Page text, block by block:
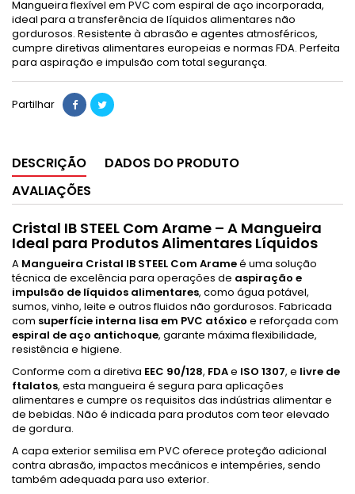
Mangueira flexível em PVC com espiral de aço incorporada,
ideal para a transferência de líquidos alimentares não
gordurosos. Resistente à abrasão e agentes atmosféricos,
cumpre diretivas alimentares europeias e normas FDA. Perfeita
para aspiração e impulsão com total segurança.
Partilhar
DESCRIÇÃO
DADOS DO PRODUTO
AVALIAÇÕES
Cristal IB STEEL Com Arame – A Mangueira
Ideal para Produtos Alimentares Líquidos
A Mangueira Cristal IB STEEL Com Arameé uma solução
técnica de excelência para operações de aspiração e
impulsão de líquidos alimentares, como água potável,
sumos, vinho, leite e outros fluidos não gordurosos. Fabricada
com superfície interna lisa em PVC atóxico e reforçada com
espiral de aço antichoque, garante máxima flexibilidade,
resistência e higiene.
Conforme com a diretiva EEC 90/128, FDAe ISO 1307, e livre de
ftalatos, esta mangueira é segura para aplicações
alimentares e cumpre os requisitos das indústrias alimentar e
de bebidas. Não é indicada para produtos com teor elevado
de gordura.
A capa exterior semilisa em PVC oferece proteção adicional
contra abrasão, impactos mecânicos e intempéries, sendo
também adequada para uso exterior.